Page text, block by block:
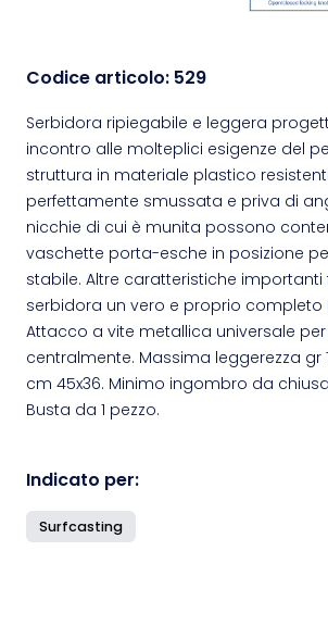
Codice articolo: 529
Serbidora ripiegabile e leggera
incontro alle molteplici esigenze del
struttura in materiale plastico
perfettamente smussata e priva di
nicchie di cui è munita possono
vaschette porta-esche in posizione
stabile. Altre caratteristiche
serbidora un vero e proprio
Attacco a vite metallica universale
centralmente. Massima leggerezza gr
cm 45x36. Minimo ingombro da
Busta da 1 pezzo.
Indicato per:
Surfcasting